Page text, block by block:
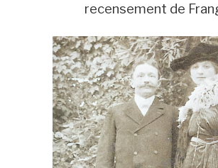
recensement de